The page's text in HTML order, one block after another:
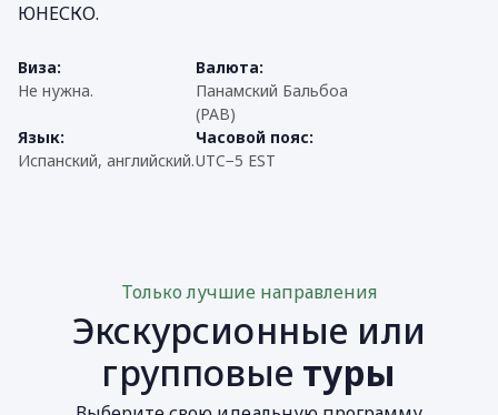
ЮНЕСКО.
Виза:
Не нужна.
Валюта:
Панамский Бальбоа
(PAB)
Язык:
Испанский, английский.
Часовой пояс:
UTC−5 EST
Только лучшие направления
Экскурсионные или
групповые туры